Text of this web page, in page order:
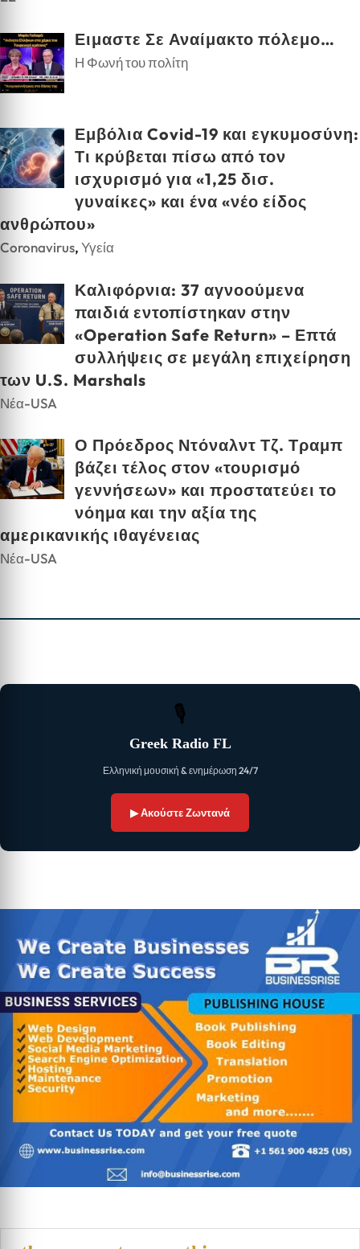
Ειμαστε Σε Αναίμακτο πόλεμο…
Η Φωνή του πολίτη
Εμβόλια Covid-19 και εγκυμοσύνη:
Τι κρύβεται πίσω από τον
ισχυρισμό για «1,25 δισ.
γυναίκες» και ένα «νέο είδος
ανθρώπου»
Coronavirus,Υγεία
Καλιφόρνια: 37 αγνοούμενα
παιδιά εντοπίστηκαν στην
«Operation Safe Return» – Επτά
συλλήψεις σε μεγάλη επιχείρηση
των U.S. Marshals
Νέα-USA
Ο Πρόεδρος Ντόναλντ Τζ. Τραμπ
βάζει τέλος στον «τουρισμό
γεννήσεων» και προστατεύει το
νόημα και την αξία της
αμερικανικής ιθαγένειας
Νέα-USA
🎙
Greek Radio FL
Ελληνική μουσική & ενημέρωση 24/7
▶ Ακούστε Ζωντανά